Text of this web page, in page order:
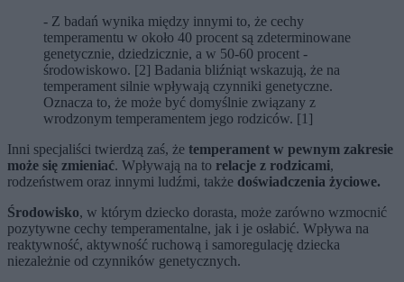
- Z badań wynika między innymi to, że cechy
temperamentu w około 40 procent są zdeterminowane
genetycznie, dziedzicznie, a w 50-60 procent -
środowiskowo. [2] Badania bliźniąt wskazują, że na
temperament silnie wpływają czynniki genetyczne.
Oznacza to, że może być domyślnie związany z
wrodzonym temperamentem jego rodziców. [1]
Inni specjaliści twierdzą zaś, że temperament w pewnym zakresie
może się zmieniać. Wpływają na to relacje z rodzicami,
rodzeństwem oraz innymi ludźmi, także doświadczenia życiowe.
Środowisko, w którym dziecko dorasta, może zarówno wzmocnić
pozytywne cechy temperamentalne, jak i je osłabić. Wpływa na
reaktywność, aktywność ruchową i samoregulację dziecka
niezależnie od czynników genetycznych.